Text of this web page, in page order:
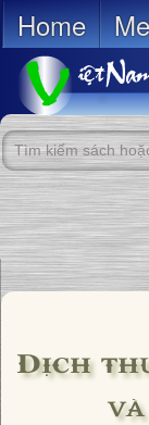
Home
Dịch